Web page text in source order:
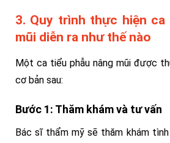
3. Quy trình thực hiện ca
mũi diễn ra như thế nào
Một ca tiểu phẫu nâng mũi được
cơ bản sau:
Bước 1: Thăm khám và tư vấn
Bác sĩ thẩm mỹ sẽ thăm khám